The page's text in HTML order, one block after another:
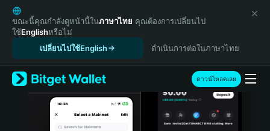
English
日本語
Tiếng Việt
Español (Latinoamérica)
Türkçe
Italiano
ขณะนี้คุณกำลังดูหน้านี้ในภาษาไทย คุณต้องการเปลี่ยนไป
ใช้Englishหรือไม่
เปลี่ยนไปใช้English
ดำเนินการต่อในภาษาไทย
ดาวน์โหลดเลย